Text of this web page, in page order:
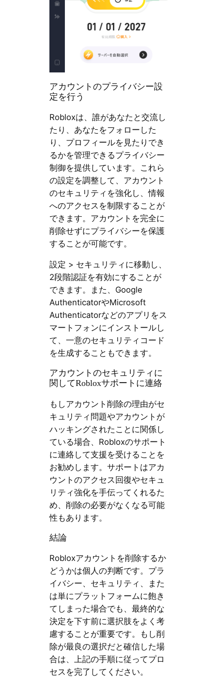
アカウントのプライバシー設
定を行う
Robloxは、誰があなたと交流し
たり、あなたをフォローした
り、プロフィールを見たりでき
るかを管理できるプライバシー
制御を提供しています。これら
の設定を調整して、アカウント
のセキュリティを強化し、情報
へのアクセスを制限することが
できます。アカウントを完全に
削除せずにプライバシーを保護
することが可能です。
設定 > セキュリティに移動し、
2段階認証を有効にすることが
できます。また、Google
AuthenticatorやMicrosoft
Authenticatorなどのアプリをス
マートフォンにインストールし
て、一意のセキュリティコード
を生成することもできます。
アカウントのセキュリティに
関してRobloxサポートに連絡
もしアカウント削除の理由がセ
キュリティ問題やアカウントが
ハッキングされたことに関係し
ている場合、Robloxのサポート
に連絡して支援を受けることを
お勧めします。サポートはアカ
ウントのアクセス回復やセキュ
リティ強化を手伝ってくれるた
め、削除の必要がなくなる可能
性もあります。
結論
Robloxアカウントを削除するか
どうかは個人の判断です。プラ
イバシー、セキュリティ、また
は単にプラットフォームに飽き
てしまった場合でも、最終的な
決定を下す前に選択肢をよく考
慮することが重要です。もし削
除が最良の選択だと確信した場
合は、上記の手順に従ってプロ
セスを完了してください。